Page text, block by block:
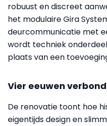
robuust en discreet
het modulaire Gira
deurcommunicatie met
wordt techniek
plaats van een
Vier eeuwen
De renovatie toont hoe
eigentijds design en